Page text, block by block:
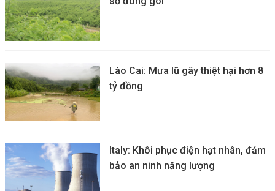
Lào Cai: Mưa lũ gây thiệt hại hơn 8
tỷ đồng
Italy: Khôi phục điện hạt nhân, đảm
bảo an ninh năng lượng